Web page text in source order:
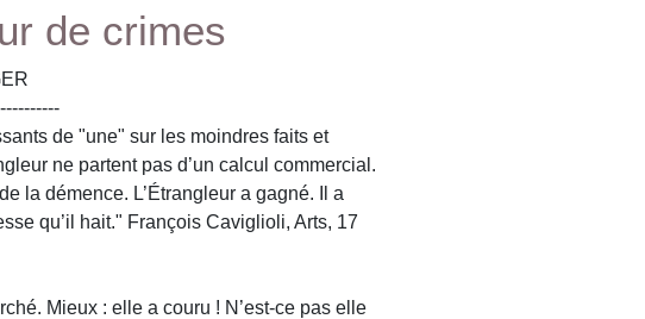
de crimes
de "une" sur les moindres faits et
ne partent pas d’un calcul commercial.
la démence. L’Étrangleur a gagné. Il a
qu’il hait." François Caviglioli, Arts, 17
Mieux : elle a couru ! N’est-ce pas elle